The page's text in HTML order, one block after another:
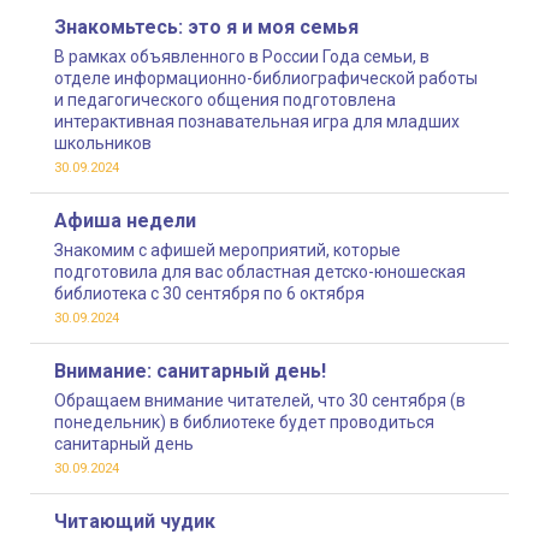
Знакомьтесь: это я и моя семья
В рамках объявленного в России Года семьи, в
отделе информационно-библиографической работы
и педагогического общения подготовлена
интерактивная познавательная игра для младших
школьников
30.09.2024
Афиша недели
Знакомим с афишей мероприятий, которые
подготовила для вас областная детско-юношеская
библиотека с 30 сентября по 6 октября
30.09.2024
Внимание: санитарный день!
Обращаем внимание читателей, что 30 сентября (в
понедельник) в библиотеке будет проводиться
санитарный день
30.09.2024
Читающий чудик